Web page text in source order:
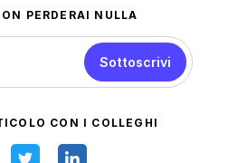
PERDERAI NULLA
Sottoscrivi
CON I COLLEGHI